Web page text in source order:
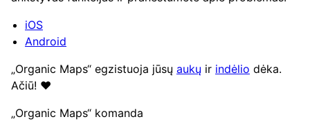
iOS
Android
„Organic Maps“ egzistuoja jūsų aukų ir indėlio dėka.
Ačiū! ❤️
„Organic Maps“ komanda